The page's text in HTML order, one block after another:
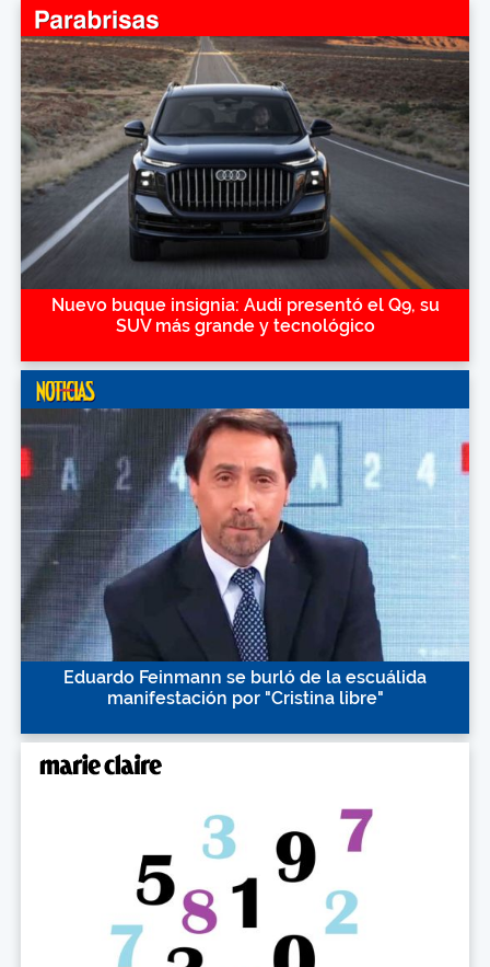
Nuevo buque insignia: Audi presentó el Q9, su
SUV más grande y tecnológico
Eduardo Feinmann se burló de la escuálida
manifestación por "Cristina libre"